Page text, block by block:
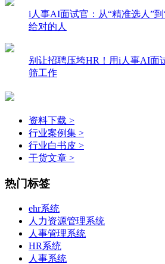
i人事AI面试官：从“精准选人”
给对的人
别让招聘压垮HR！用i人事AI面
筛工作
资料下载 >
行业案例集 >
行业白书皮 >
干货文章 >
热门标签
ehr系统
人力资源管理系统
人事管理系统
HR系统
人事系统​